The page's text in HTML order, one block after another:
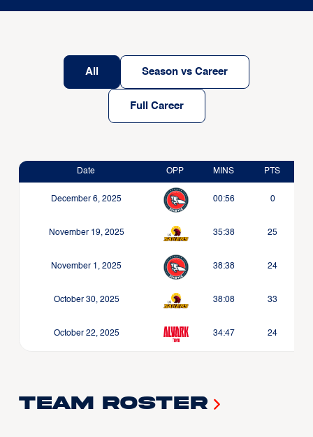
All Season vs Career
Full Career
Date OPP MINS PTS
December 6, 2025 00:56 0
November 19, 2025 35:38 25
November 1, 2025 38:38 24
October 30, 2025 38:08 33
October 22, 2025 34:47 24
Team Roster